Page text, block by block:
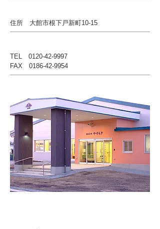
住所 大館市根下戸新町10-15
TEL 0120-42-9997
FAX 0186-42-9954